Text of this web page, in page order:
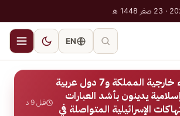
EN
وزراء خارجية المملكة و7 دول عربية
يدينون بأشد العبارات
الإسرائيلية المتواصلة في
قبل 9 د